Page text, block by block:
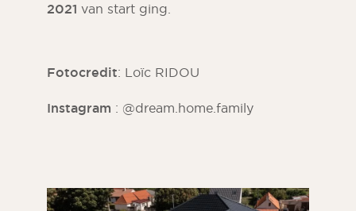
2021 van start ging.
Fotocredit: Loïc RIDOU
Instagram : @dream.home.family